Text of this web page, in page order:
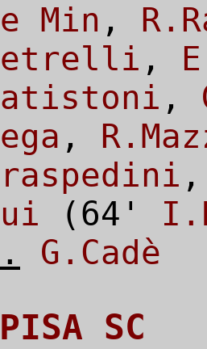
Min ,
,
,
,
(64'
G.Cadè
PISA SC